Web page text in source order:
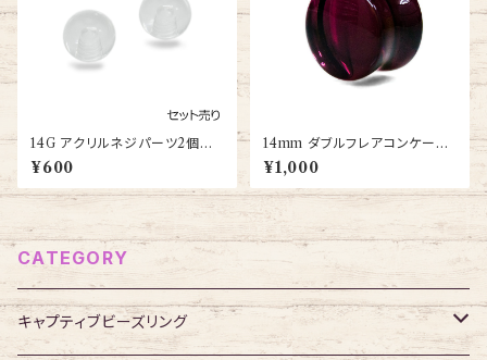
14G アクリルネジパーツ2個セッ
ト(UV-TH-14G-CL-BA)
¥600
14mm ダブルフレアコンケーブ
サドルガラスプラグ(PGL20-14
m)
¥1,000
CATEGORY
キャプティブビーズリング